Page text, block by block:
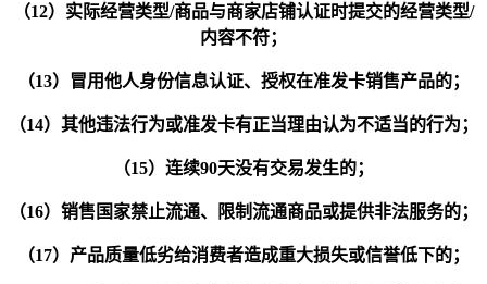
（12）实际经营类型/商品与商家店铺认证时提交的经营类型/
内容不符；
（13）冒用他人身份信息认证、授权在准发卡销售产品的；
（14）其他违法行为或准发卡有正当理由认为不适当的行为；
（15）连续90天没有交易发生的；
（16）销售国家禁止流通、限制流通商品或提供非法服务的；
（17）产品质量低劣给消费者造成重大损失或信誉低下的；